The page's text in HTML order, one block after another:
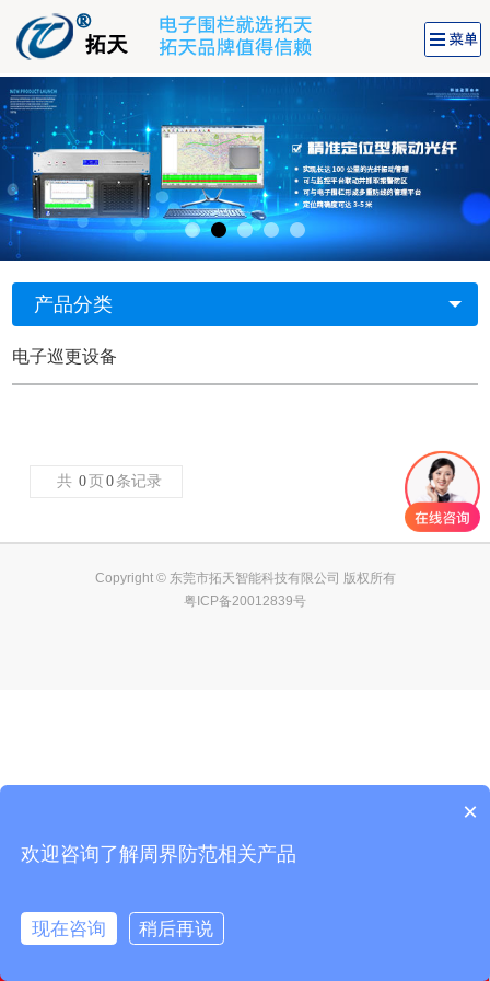
产品分类
电子巡更设备
共 0 页 0 条记录
Copyright © 东莞市拓天智能科技有限公司 版权所有
粤ICP备20012839号
×
欢迎咨询了解周界防范相关产品
现在咨询 稍后再说